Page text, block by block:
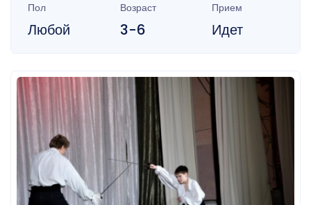
Пол
Любой
Возраст
3-6
Прием
Идет